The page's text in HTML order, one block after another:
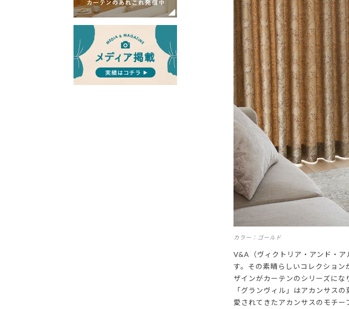
カラー：ゴールド
V&A（ヴィクトリア・アンド・
す。その素晴らしいコレクショ
ザインがカーテンのシリーズにな
「グランヴィル」はアカンサス
愛されてきたアカンサスのモチー